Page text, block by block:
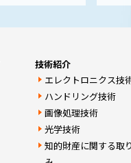
技術紹介
エレクトロニクス技
ハンドリング技術
画像処理技術
光学技術
知的財産に関する取